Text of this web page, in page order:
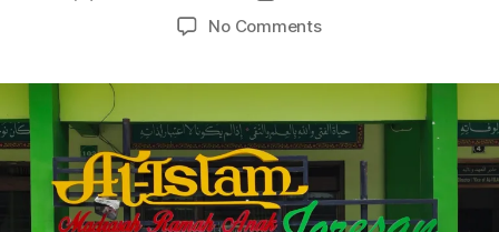
No Commentson
Joresan
Laksanakan
Program
“Gema
Menari”